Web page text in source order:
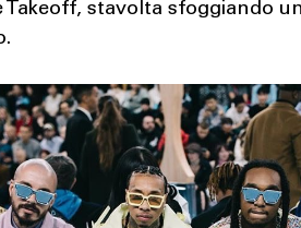
Takeoff, stavolta sfoggiando